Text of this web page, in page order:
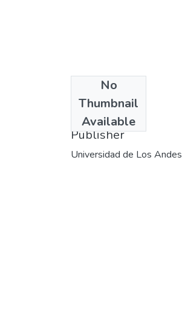
No
Thumbnail
Available
1992
Publisher
Universidad de Los Andes